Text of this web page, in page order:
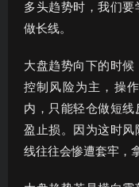
多头趋势时，我们
做长线。
大盘趋势向下的时
控制风险为主，操
内，只能轻仓做短
盈止损。因为这时风
线往往会惨遭套牢，